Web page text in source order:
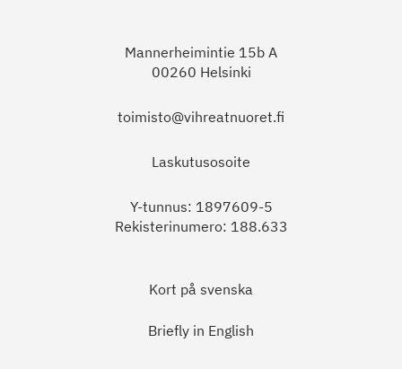
Mannerheimintie 15b A
00260 Helsinki
toimisto@vihreatnuoret.fi
Laskutusosoite
Y-tunnus: 1897609-5
Rekisterinumero: 188.633
Kort på svenska
Briefly in English